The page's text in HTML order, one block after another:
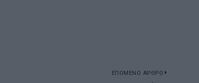
ΕΠΟΜΕΝΟ ΑΡΘΡΟ